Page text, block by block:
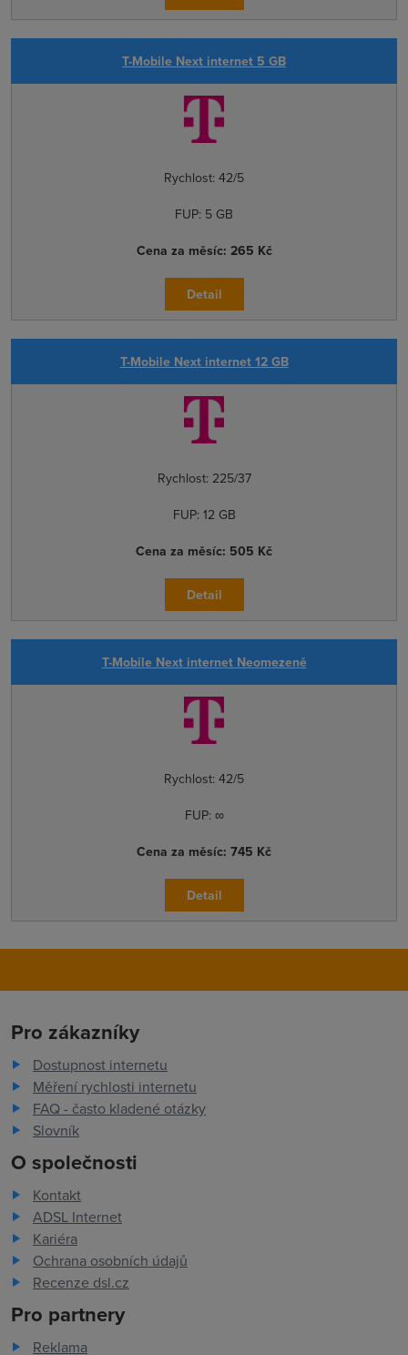
T-Mobile Next internet 5 GB
Rychlost: 42/5
FUP: 5 GB
Cena za měsíc: 265 Kč
Detail
T-Mobile Next internet 12 GB
Rychlost: 225/37
FUP: 12 GB
Cena za měsíc: 505 Kč
Detail
T-Mobile Next internet Neomezeně
Rychlost: 42/5
FUP: ∞
Cena za měsíc: 745 Kč
Detail
Pro zákazníky
Dostupnost internetu
Měření rychlosti internetu
FAQ - často kladené otázky
Slovník
O společnosti
Kontakt
ADSL Internet
Kariéra
Ochrana osobních údajů
Recenze dsl.cz
Pro partnery
Reklama